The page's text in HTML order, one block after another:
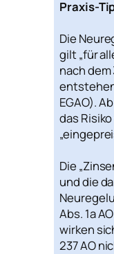
Praxis-
Die
gilt„für
nach dem
EGAO).
das
Die
und die
Abs. 1a
wirken
237 AO